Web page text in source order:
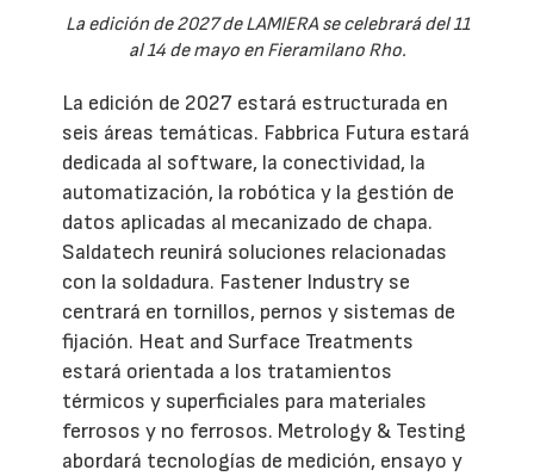
La edición de 2027 de LAMIERA se celebrará del 11
al 14 de mayo en Fieramilano Rho.
La edición de 2027 estará estructurada en
seis áreas temáticas. Fabbrica Futura estará
dedicada al software, la conectividad, la
automatización, la robótica y la gestión de
datos aplicadas al mecanizado de chapa.
Saldatech reunirá soluciones relacionadas
con la soldadura. Fastener Industry se
centrará en tornillos, pernos y sistemas de
fijación. Heat and Surface Treatments
estará orientada a los tratamientos
térmicos y superficiales para materiales
ferrosos y no ferrosos. Metrology & Testing
abordará tecnologías de medición, ensayo y